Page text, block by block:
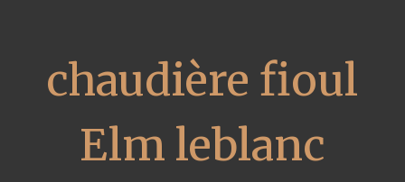
chaudière fioul
Elm leblanc